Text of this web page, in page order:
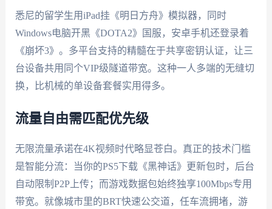
悉尼的留学生用iPad挂《明日方舟》模拟器，同时
Windows电脑开黑《DOTA2》国服，安卓手机还登录着
《崩坏3》。多平台支持的精髓在于共享密钥认证，让三
台设备共用同个VIP级隧道带宽。这种一人多端的无缝切
换，比机械的单设备套餐实用得多。
流量自由需匹配优先级
无限流量承诺在4K视频时代略显苍白。真正的技术门槛
是智能分流：当你的PS5下载《黑神话》更新包时，后台
自动限制P2P上传；而游戏数据包始终独享100Mbps专用
带宽。就像城市里的BRT快速公交道，任车流拥堵，游